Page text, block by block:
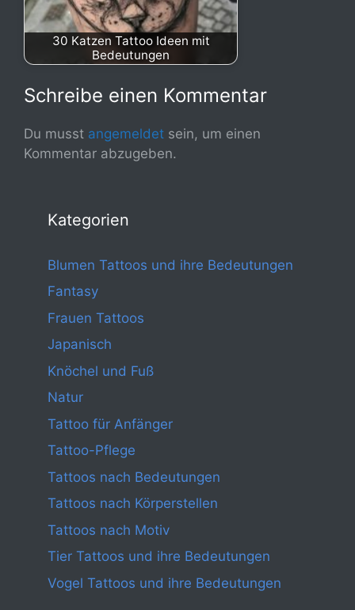
30 Katzen Tattoo Ideen mit
Bedeutungen
Schreibe einen Kommentar
Du musst angemeldet sein, um einen
Kommentar abzugeben.
Kategorien
Blumen Tattoos und ihre Bedeutungen
Fantasy
Frauen Tattoos
Japanisch
Knöchel und Fuß
Natur
Tattoo für Anfänger
Tattoo-Pflege
Tattoos nach Bedeutungen
Tattoos nach Körperstellen
Tattoos nach Motiv
Tier Tattoos und ihre Bedeutungen
Vogel Tattoos und ihre Bedeutungen